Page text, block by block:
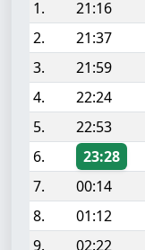
1.
21:16
2.
21:37
3.
21:59
4.
22:24
5.
22:53
6.
23:28
7.
00:14
8.
01:12
9.
02:22